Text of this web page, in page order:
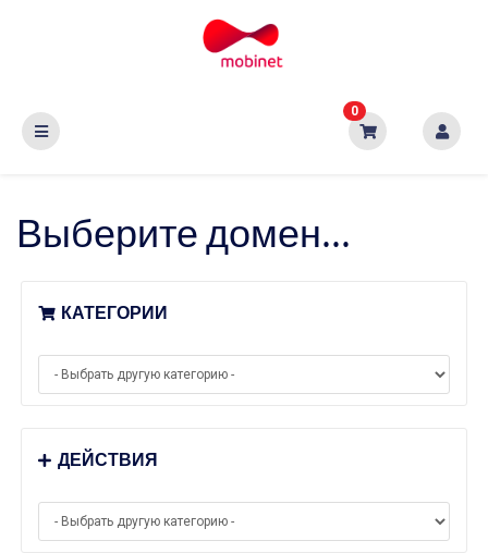
0
Выберите домен...
КАТЕГОРИИ
ДЕЙСТВИЯ